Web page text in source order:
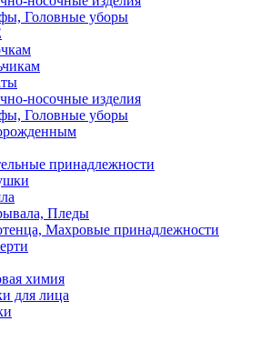
Головные уборы
носочные изделия
Головные уборы
принадлежности
Пледы
Махровые принадлежности
химия
для лица